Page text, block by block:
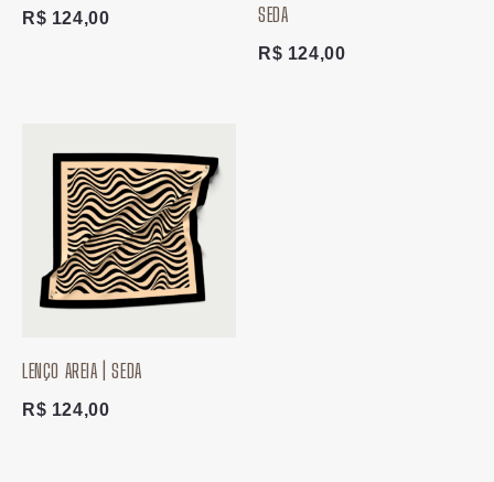
R$ 124,00
SEDA
R$ 124,00
LENÇO AREIA | SEDA
R$ 124,00